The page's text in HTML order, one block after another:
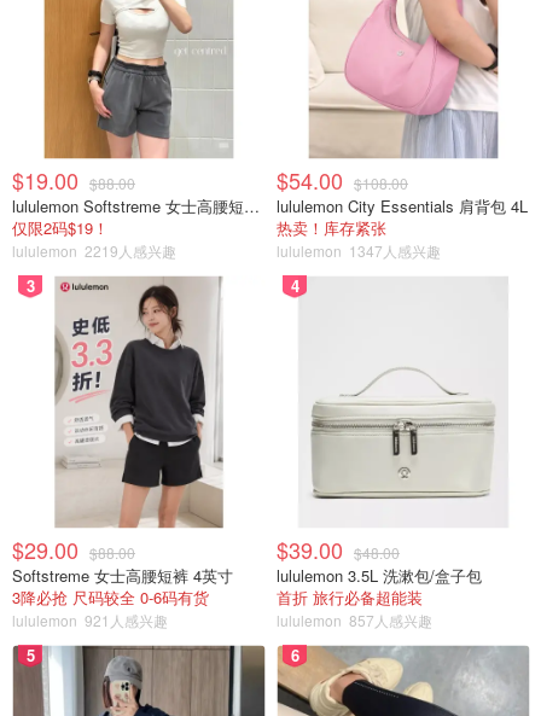
$19.00 $88.00
lululemon Softstreme 女士高腰短裤 10cm
仅限2码$19！
lululemon 2219人感兴趣
$54.00 $108.00
lululemon City Essentials 肩背包 4L
热卖！库存紧张
lululemon 1347人感兴趣
3
$29.00 $88.00
Softstreme 女士高腰短裤 4英寸
3降必抢 尺码较全 0-6码有货
lululemon 921人感兴趣
4
$39.00 $48.00
lululemon 3.5L 洗漱包/盒子包
首折 旅行必备超能装
lululemon 857人感兴趣
5 6